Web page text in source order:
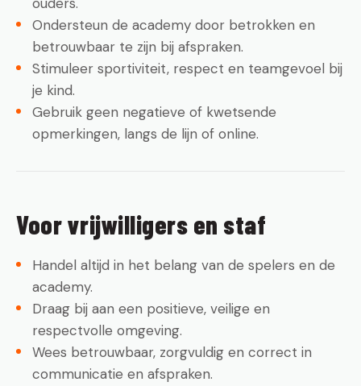
Ondersteun de academy door betrokken en
betrouwbaar te zijn bij afspraken.
Stimuleer sportiviteit, respect en teamgevoel bij
je kind.
Gebruik geen negatieve of kwetsende
opmerkingen, langs de lijn of online.
Voor vrijwilligers en staf
Handel altijd in het belang van de spelers en de
academy.
Draag bij aan een positieve, veilige en
respectvolle omgeving.
Wees betrouwbaar, zorgvuldig en correct in
communicatie en afspraken.